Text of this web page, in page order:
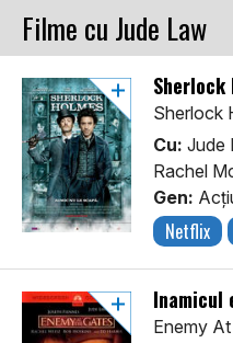
Filme cu Jude Law
Sherlock
Sherlock
Cu: Jude
Rachel
Gen:
Netflix
Inamicul
Enemy